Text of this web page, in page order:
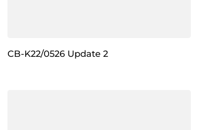
CB-K22/0526 Update 2